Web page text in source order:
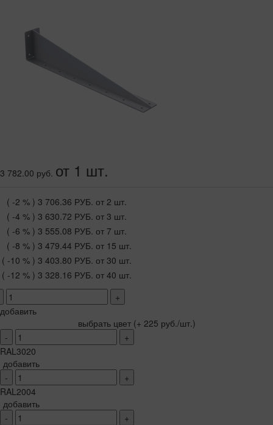
3 782.00 руб. от 1 шт.
( -2 % ) 3 706.36 РУБ. от 2 шт.
( -4 % ) 3 630.72 РУБ. от 3 шт.
( -6 % ) 3 555.08 РУБ. от 7 шт.
( -8 % ) 3 479.44 РУБ. от 15 шт.
( -10 % ) 3 403.80 РУБ. от 30 шт.
( -12 % ) 3 328.16 РУБ. от 40 шт.
+
добавить
выбрать цвет (+ 225 руб./шт.)
-
+
RAL3020
добавить
-
+
RAL2004
добавить
-
+